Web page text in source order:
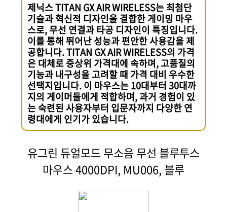
제닉스 TITAN GX AIR WIRELESS는 최첨단
기술과 혁신적 디자인을 결합한 게이밍 마우
스로, 무선 연결과 타공 디자인이 특징입니다.
이를 통해 뛰어난 성능과 편안한 사용감을 제
공합니다. TITAN GX AIR WIRELESS의 가격
은 대체로 중상위 가격대에 속하며, 고품질의
기능과 내구성을 고려할 때 가격 대비 우수한
선택지입니다. 이 마우스는 10대부터 30대까
지의 게이머들에게 적합하며, 과거 경험이 있
는 숙련된 사용자부터 입문자까지 다양한 연
령대에게 인기가 있습니다.
유그린 듀얼모드 무소음 무선 블루투스
마우스 4000DPI, MU006, 블루